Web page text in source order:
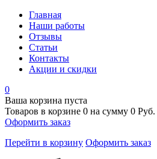
Главная
Наши работы
Отзывы
Статьи
Контакты
Акции и скидки
0
Ваша корзина пуста
Товаров в корзине 0 на сумму 0 Руб.
Оформить заказ
Перейти в корзину Оформить заказ